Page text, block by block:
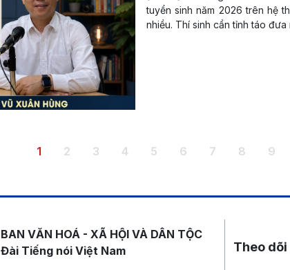
tuyển sinh năm 2026 trên hệ
nhiều. Thí sinh cần tỉnh táo
Trang hiện thời
1 Trang
2 Trang
3 Trang
4 Trang
5 Trang
6 Trang
7 Trang
8 9
BAN VĂN HOÁ - XÃ HỘI VÀ DÂN TỘC
Đài Tiếng nói Việt Nam
Theo dõi